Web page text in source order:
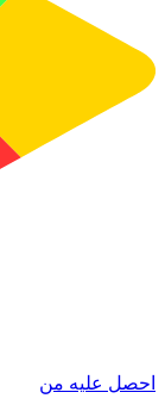
احصل عليه من